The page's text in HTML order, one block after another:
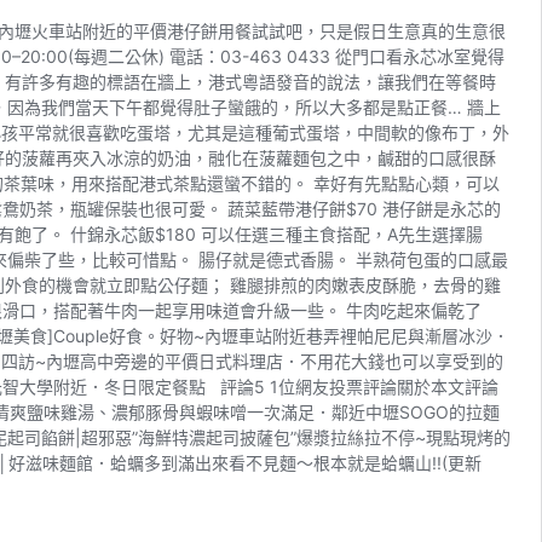
火車站附近的平價港仔餅用餐試試吧，只是假日生意真的生意很
每週二公休) 電話：03-463 0433 從門口看永芯冰室覺得
許多有趣的標語在牆上，港式粵語發音的說法，讓我們在等餐時
為我們當天下午都覺得肚子蠻餓的，所以大多都是點正餐… 牆上
平常就很喜歡吃蛋塔，尤其是這種葡式蛋塔，中間軟的像布丁，外
菠蘿再夾入冰涼的奶油，融化在菠蘿麵包之中，鹹甜的口感很酥
葉味，用來搭配港式茶點還蠻不錯的。 幸好有先點點心類，可以
奶茶，瓶罐保裝也很可愛。 蔬菜藍帶港仔餅$70 港仔餅是永芯的
飽了。 什錦永芯飯$180 可以任選三種主食搭配，A先生選擇腸
柴了些，比較可惜點。 腸仔就是德式香腸。 半熟荷包蛋的口感最
食的機會就立即點公仔麵； 雞腿排煎的肉嫩表皮酥脆，去骨的雞
口，搭配著牛肉一起享用味道會升級一些。 牛肉吃起來偏乾了
食]Couple好食。好物~內壢車站附近巷弄裡帕尼尼與漸層冰沙．
訪~內壢高中旁邊的平價日式料理店．不用花大錢也可以享受到的
大學附近．冬日限定餐點 評論5 1位網友投票評論關於本文評論
鹽味雞湯、濃郁豚骨與蝦味噌一次滿足．鄰近中壢SOGO的拉麵
司餡餅|超邪惡”海鮮特濃起司披薩包”爆漿拉絲拉不停~現點現烤的
滋味麵館．蛤蠣多到滿出來看不見麵～根本就是蛤蠣山!!(更新